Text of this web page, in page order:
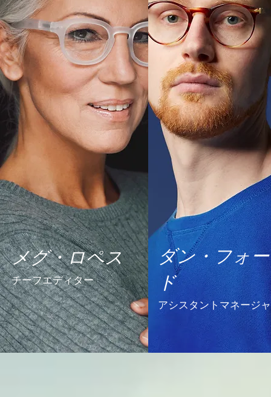
メグ・ロペス
チーフエディター
ダン・フォー
ド
アシスタントマネージ